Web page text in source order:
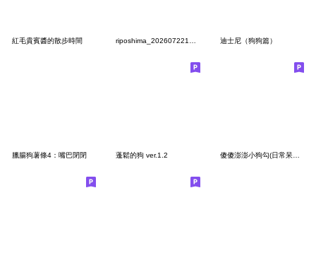
紅毛貴賓醬的散步時間 riposhima_20260722174339 迪士尼（狗狗篇）
臘腸狗薯條4：嘴巴閉閉 蓬鬆的狗 ver.1.2 傻傻澎澎小狗勾(日常呆萌篇)